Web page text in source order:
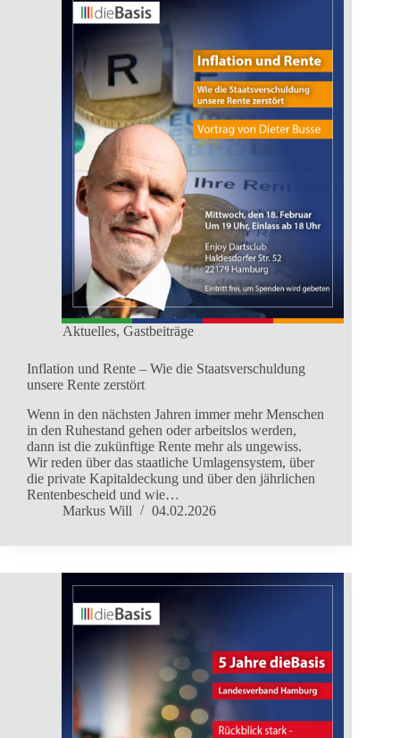
Aktuelles, Gastbeiträge
Inflation und Rente – Wie die Staatsverschuldung
unsere Rente zerstört
Wenn in den nächsten Jahren immer mehr Menschen
in den Ruhestand gehen oder arbeitslos werden,
dann ist die zukünftige Rente mehr als ungewiss.
Wir reden über das staatliche Umlagensystem, über
die private Kapitaldeckung und über den jährlichen
Rentenbescheid und wie…
Markus Will
04.02.2026